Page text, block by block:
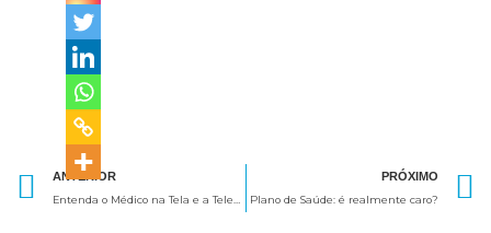
Anterior
ANTERIOR PRÓXIMO
Plano de Saúde: é realmente caro?